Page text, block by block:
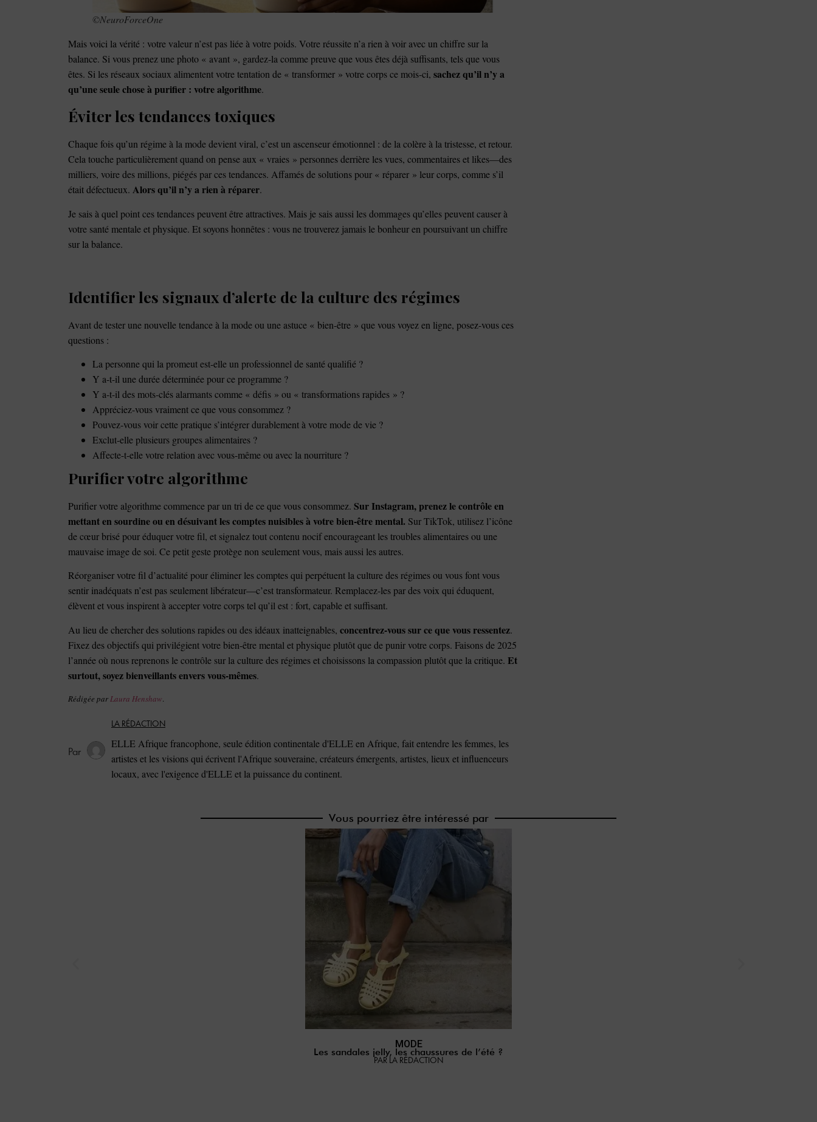
©NeuroForceOne
Mais voici la vérité : votre valeur n’est pas liée à votre poids. Votre réussite n’a rien à voir avec un chiffre sur la
balance. Si vous prenez une photo « avant », gardez-la comme preuve que vous êtes déjà suffisants, tels que vous
êtes. Si les réseaux sociaux alimentent votre tentation de « transformer » votre corps ce mois-ci, sachez qu’il n’y a
qu’une seule chose à purifier : votre algorithme.
Éviter les tendances toxiques
Chaque fois qu’un régime à la mode devient viral, c’est un ascenseur émotionnel : de la colère à la tristesse, et retour.
Cela touche particulièrement quand on pense aux « vraies » personnes derrière les vues, commentaires et likes—des
milliers, voire des millions, piégés par ces tendances. Affamés de solutions pour « réparer » leur corps, comme s’il
était défectueux. Alors qu’il n’y a rien à réparer.
Je sais à quel point ces tendances peuvent être attractives. Mais je sais aussi les dommages qu’elles peuvent causer à
votre santé mentale et physique. Et soyons honnêtes : vous ne trouverez jamais le bonheur en poursuivant un chiffre
sur la balance.
Identifier les signaux d’alerte de la culture des régimes
Avant de tester une nouvelle tendance à la mode ou une astuce « bien-être » que vous voyez en ligne, posez-vous ces
questions :
La personne qui la promeut est-elle un professionnel de santé qualifié ?
Y a-t-il une durée déterminée pour ce programme ?
Y a-t-il des mots-clés alarmants comme « défis » ou « transformations rapides » ?
Appréciez-vous vraiment ce que vous consommez ?
Pouvez-vous voir cette pratique s’intégrer durablement à votre mode de vie ?
Exclut-elle plusieurs groupes alimentaires ?
Affecte-t-elle votre relation avec vous-même ou avec la nourriture ?
Purifier votre algorithme
Purifier votre algorithme commence par un tri de ce que vous consommez. Sur Instagram, prenez le contrôle en
mettant en sourdine ou en désuivant les comptes nuisibles à votre bien-être mental. Sur TikTok, utilisez l’icône
de cœur brisé pour éduquer votre fil, et signalez tout contenu nocif encourageant les troubles alimentaires ou une
mauvaise image de soi. Ce petit geste protège non seulement vous, mais aussi les autres.
Réorganiser votre fil d’actualité pour éliminer les comptes qui perpétuent la culture des régimes ou vous font vous
sentir inadéquats n’est pas seulement libérateur—c’est transformateur. Remplacez-les par des voix qui éduquent,
élèvent et vous inspirent à accepter votre corps tel qu’il est : fort, capable et suffisant.
Au lieu de chercher des solutions rapides ou des idéaux inatteignables, concentrez-vous sur ce que vous ressentez.
Fixez des objectifs qui privilégient votre bien-être mental et physique plutôt que de punir votre corps. Faisons de 2025
l’année où nous reprenons le contrôle sur la culture des régimes et choisissons la compassion plutôt que la critique. Et
surtout, soyez bienveillants envers vous-mêmes.
Rédigée parLaura Henshaw.
LA RÉDACTION
ELLE Afrique francophone, seule édition continentale d'ELLE en Afrique, fait entendre les femmes, les
artistes et les visions qui écrivent l'Afrique souveraine, créateurs émergents, artistes, lieux et influenceurs
locaux, avec l'exigence d'ELLE et la puissance du continent.
Vous pourriez être intéressé par
MODE
Les sandales jelly, les chaussures de l’été ?
PAR LA RÉDACTION